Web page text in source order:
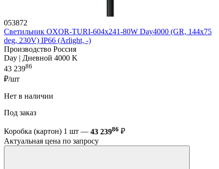
053872
Светильник OXOR-TURI-604х241-80W Day4000 (GR, 144x75
deg, 230V) IP66 (Arlight, -)
Производство Россия
Day | Дневной 4000 K
43 23986
₽/шт
Нет в наличии
Под заказ
Коробка (картон) 1 шт — 43 23986 ₽
Актуальная цена по запросу